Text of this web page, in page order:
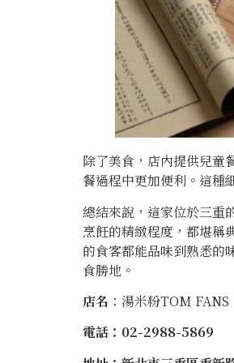
除了美食，店內提供兒童
餐過程中更加便利。這種
總結來說，這家位於三重
烹飪的精緻程度，都堪稱
的食客都能品味到熟悉的
食勝地。
店名 ：湯米粉TOM FANS
電話：02-2988-5869